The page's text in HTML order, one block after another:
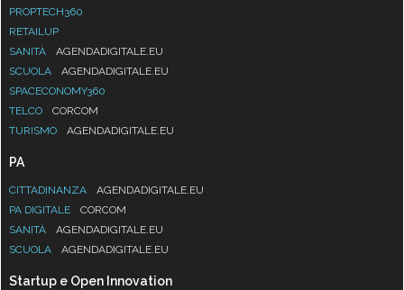
PROPTECH360
RETAILUP
SANITÀ
AGENDADIGITALE.EU
SCUOLA
AGENDADIGITALE.EU
SPACECONOMY360
TELCO
CORCOM
TURISMO
AGENDADIGITALE.EU
PA
CITTADINANZA
AGENDADIGITALE.EU
PA DIGITALE
CORCOM
SANITÀ
AGENDADIGITALE.EU
SCUOLA
AGENDADIGITALE.EU
Startup e Open Innovation